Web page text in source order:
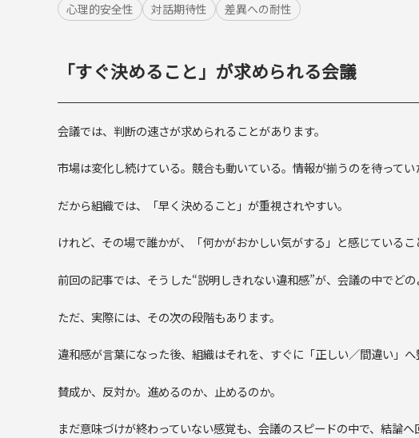
心理的安全性
対話期待性 差異への耐性
「すぐ決めること」が求められる会議
会議では、判断の速さが求められることがあります。
市場は変化し続けている。競合も動いている。情報が揃うのを待ってい
だから組織では、「早く決めること」が重視されやすい。
けれど、その場で誰かが、「何かがおかしい気がする」と感じているこ
前回の記事では、そうした“説明しきれない違和感”が、会議の中でどの
ただ、実際には、その次の段階もあります。
違和感が言葉になった後、組織はそれを、すぐに「正しい／間違い」へ
賛成か、反対か。進めるのか、止めるのか。
まだ意味づけが終わっていない感覚も、会議のスピードの中で、結論へ